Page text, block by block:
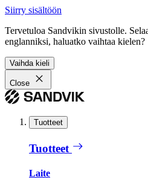
Siirry sisältöön
Tervetuloa Sandvikin sivustolle.
englanniksi, haluatko vaihtaa kielen?
Vaihda kieli
Close
Tuotteet
Tuotteet
Laite